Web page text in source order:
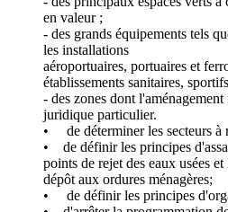
en valeur ;
- des grands équipements tels
les installations
aéroportuaires, portuaires et
établissements sanitaires,
- des zones dont
juridique particulier.
• de déterminer les secteurs à
• de définir les principes
points de rejet des eaux usées
dépôt aux ordures ménagères;
• de définir les principes